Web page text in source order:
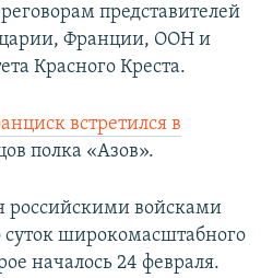
представителей
Франции, ООН и
Красного Креста.
встретился в
полка «Азов».
российскими войсками
широкомасштабного
началось 24 февраля.